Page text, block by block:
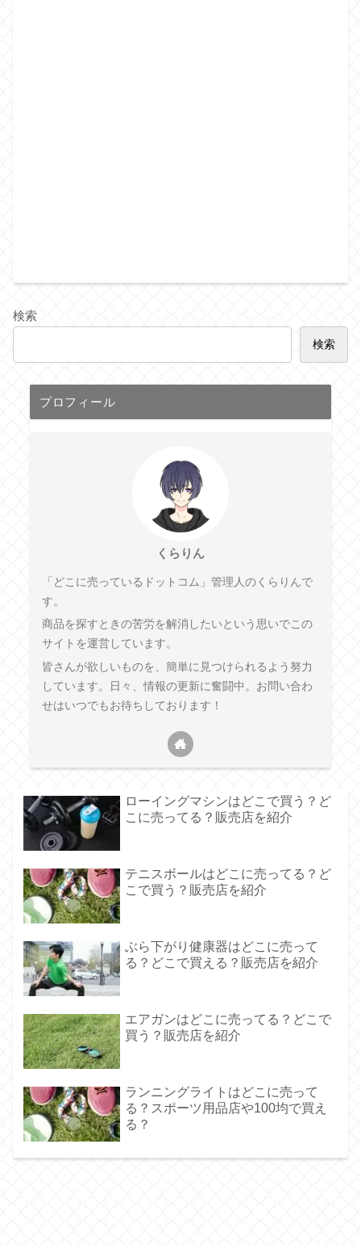
検索
検索
プロフィール
くらりん
「どこに売っているドットコム」管理人のくらりんで
す。
商品を探すときの苦労を解消したいという思いでこの
サイトを運営しています。
皆さんが欲しいものを、簡単に見つけられるよう努力
しています。日々、情報の更新に奮闘中。お問い合わ
せはいつでもお待ちしております！
ローイングマシンはどこで買う？ど
こに売ってる？販売店を紹介
テニスボールはどこに売ってる？ど
こで買う？販売店を紹介
ぶら下がり健康器はどこに売って
る？どこで買える？販売店を紹介
エアガンはどこに売ってる？どこで
買う？販売店を紹介
ランニングライトはどこに売って
る？スポーツ用品店や100均で買え
る？